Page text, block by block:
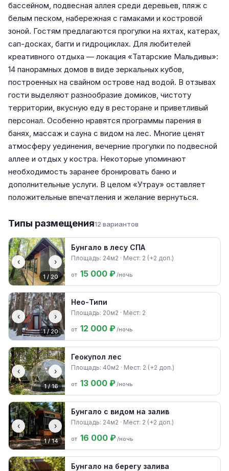
бассейном, подвесная аллея среди деревьев, пляж с
белым песком, набережная с гамаками и костровой
зоной. Гостям предлагаются прогулки на яхтах, катерах,
сап-досках, багги и гидроциклах. Для любителей
креативного отдыха — локация «Татарские Мальдивы»:
14 панорамных домов в виде зеркальных кубов,
построенных на свайном острове над водой. В отзывах
гости выделяют разнообразие домиков, чистоту
территории, вкусную еду в ресторане и приветливый
персонал. Особенно нравятся программы парения в
банях, массаж и сауна с видом на лес. Многие ценят
атмосферу уединения, вечерние прогулки по подвесной
аллее и отдых у костра. Некоторые упоминают
необходимость заранее бронировать баню и
дополнительные услуги. В целом «Утрау» оставляет
положительные впечатления и желание вернуться.
Типы размещения12 вариантов
‹ ›
1 / 20
Бунгало в лесу СПА
Площадь: 24м2 · Мест: 2 (+2 доп.)
от 15 000 ₽/ночь
‹ ›
1 / 20
Нео-Типи
Площадь: 20м2 · Мест: 2
от 12 000 ₽/ночь
‹ ›
1 / 16
Геокупол лес
Площадь: 40м2 · Мест: 2 (+2 доп.)
от 13 000 ₽/ночь
‹ ›
1 / 14
Бунгало с видом на залив
Площадь: 24м2 · Мест: 2 (+2 доп.)
от 16 000 ₽/ночь
Бунгало на берегу залива